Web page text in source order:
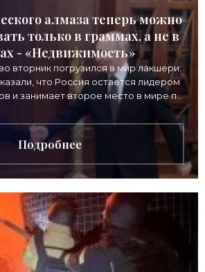
алмаза теперь можно
только в граммах, а не в
- «Недвижимость»
вторник погрузился в мир лакшери:
что Россия остается лидером
и занимает второе место в мире по
Подробнее